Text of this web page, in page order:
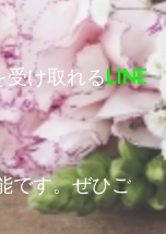
受け取れるLINE
です。ぜひご